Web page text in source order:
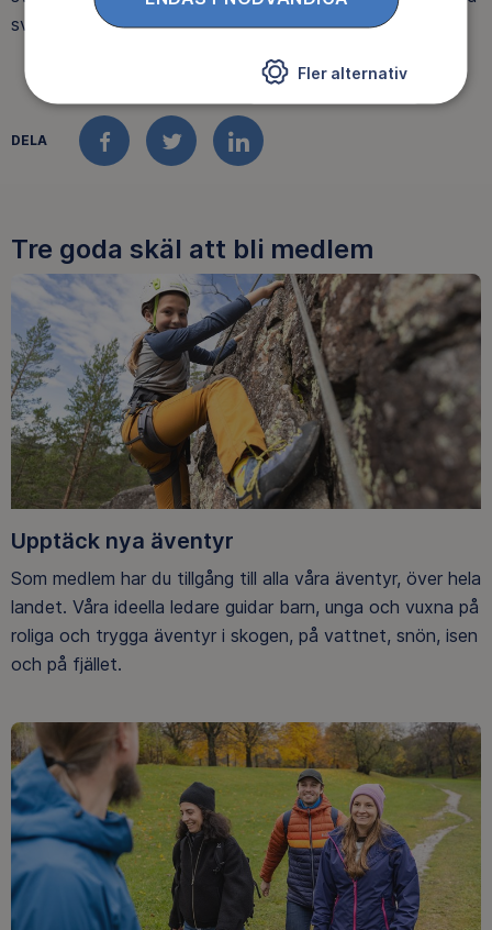
svår terräng är normalt.
DELA
FACEBOOKTWITTERLINKEDIN
Tre goda skäl att bli medlem
Upptäck nya äventyr
Som medlem har du tillgång till alla våra äventyr, över hela
landet. Våra ideella ledare guidar barn, unga och vuxna på
roliga och trygga äventyr i skogen, på vattnet, snön, isen
och på fjället.
Fler alternativ